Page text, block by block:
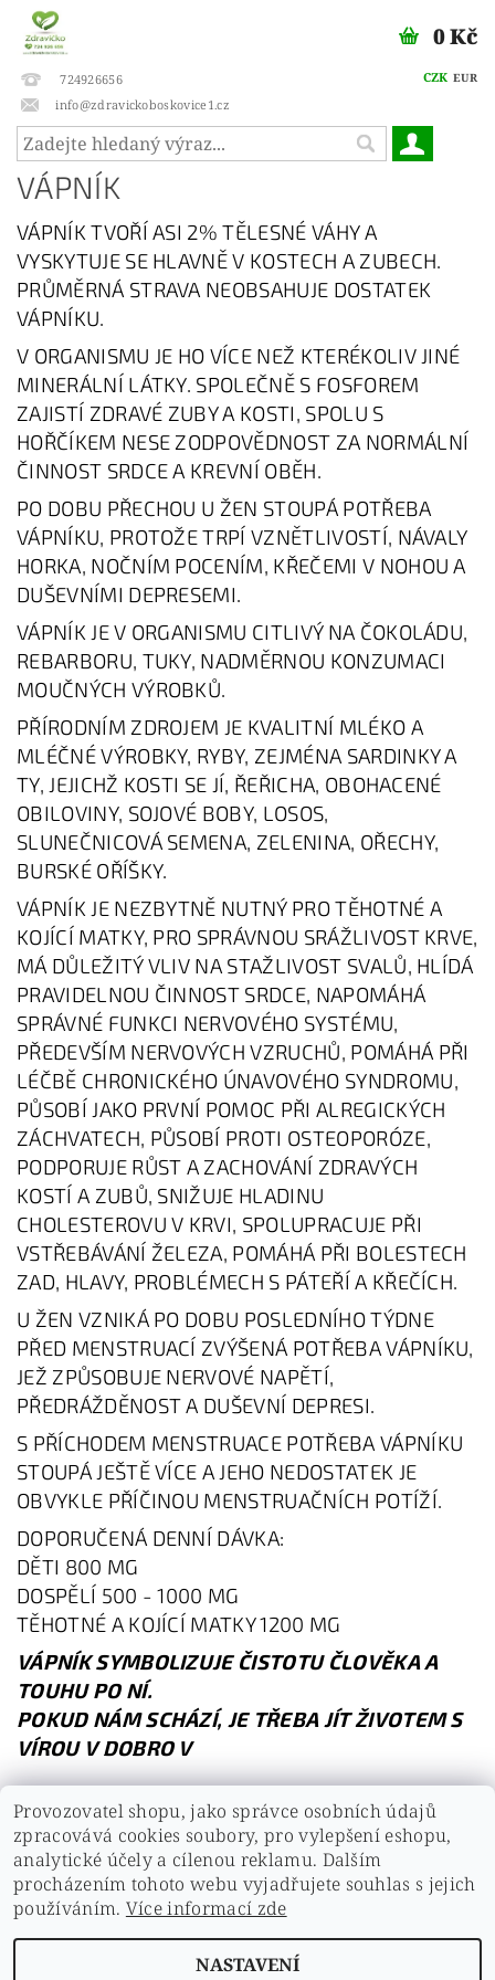
724926656
info@zdravickoboskovice1.cz
CZK EUR
0 Kč
VÁPNÍK
VÁPNÍK TVOŘÍ ASI 2% TĚLESNÉ VÁHY A
VYSKYTUJE SE HLAVNĚ V KOSTECH A ZUBECH.
PRŮMĚRNÁ STRAVA NEOBSAHUJE DOSTATEK
VÁPNÍKU.
V ORGANISMU JE HO VÍCE NEŽ KTERÉKOLIV JINÉ
MINERÁLNÍ LÁTKY. SPOLEČNĚ S FOSFOREM
ZAJISTÍ ZDRAVÉ ZUBY A KOSTI, SPOLU S
HOŘČÍKEM NESE ZODPOVĚDNOST ZA NORMÁLNÍ
ČINNOST SRDCE A KREVNÍ OBĚH.
PO DOBU PŘECHOU U ŽEN STOUPÁ POTŘEBA
VÁPNÍKU, PROTOŽE TRPÍ VZNĚTLIVOSTÍ, NÁVALY
HORKA, NOČNÍM POCENÍM, KŘEČEMI V NOHOU A
DUŠEVNÍMI DEPRESEMI.
VÁPNÍK JE V ORGANISMU CITLIVÝ NA ČOKOLÁDU,
REBARBORU, TUKY, NADMĚRNOU KONZUMACI
MOUČNÝCH VÝROBKŮ.
PŘÍRODNÍM ZDROJEM JE KVALITNÍ MLÉKO A
MLÉČNÉ VÝROBKY, RYBY, ZEJMÉNA SARDINKY A
TY, JEJICHŽ KOSTI SE JÍ, ŘEŘICHA, OBOHACENÉ
OBILOVINY, SOJOVÉ BOBY, LOSOS,
SLUNEČNICOVÁ SEMENA, ZELENINA, OŘECHY,
BURSKÉ OŘÍŠKY.
VÁPNÍK JE NEZBYTNĚ NUTNÝ PRO TĚHOTNÉ A
KOJÍCÍ MATKY, PRO SPRÁVNOU SRÁŽLIVOST KRVE,
MÁ DŮLEŽITÝ VLIV NA STAŽLIVOST SVALŮ, HLÍDÁ
PRAVIDELNOU ČINNOST SRDCE, NAPOMÁHÁ
SPRÁVNÉ FUNKCI NERVOVÉHO SYSTÉMU,
PŘEDEVŠÍM NERVOVÝCH VZRUCHŮ, POMÁHÁ PŘI
LÉČBĚ CHRONICKÉHO ÚNAVOVÉHO SYNDROMU,
PŮSOBÍ JAKO PRVNÍ POMOC PŘI ALREGICKÝCH
ZÁCHVATECH, PŮSOBÍ PROTI OSTEOPORÓZE,
PODPORUJE RŮST A ZACHOVÁNÍ ZDRAVÝCH
KOSTÍ A ZUBŮ, SNIŽUJE HLADINU
CHOLESTEROVU V KRVI, SPOLUPRACUJE PŘI
VSTŘEBÁVÁNÍ ŽELEZA, POMÁHÁ PŘI BOLESTECH
ZAD, HLAVY, PROBLÉMECH S PÁTEŘÍ A KŘEČÍCH.
U ŽEN VZNIKÁ PO DOBU POSLEDNÍHO TÝDNE
PŘED MENSTRUACÍ ZVÝŠENÁ POTŘEBA VÁPNÍKU,
JEŽ ZPŮSOBUJE NERVOVÉ NAPĚTÍ,
PŘEDRÁŽDĚNOST A DUŠEVNÍ DEPRESI.
S PŘÍCHODEM MENSTRUACE POTŘEBA VÁPNÍKU
STOUPÁ JEŠTĚ VÍCE A JEHO NEDOSTATEK JE
OBVYKLE PŘÍČINOU MENSTRUAČNÍCH POTÍŽÍ.
DOPORUČENÁ DENNÍ DÁVKA:
DĚTI 800 MG
DOSPĚLÍ 500 - 1000 MG
TĚHOTNÉ A KOJÍCÍ MATKY 1200 MG
VÁPNÍK SYMBOLIZUJE ČISTOTU ČLOVĚKA A
TOUHU PO NÍ.
POKUD NÁM SCHÁZÍ, JE TŘEBA JÍT ŽIVOTEM S
VÍROU V DOBRO V
PŘEDCHOZÍ ČLÁNEK DALŠÍ ČLÁNEK
Provozovatel shopu, jako správce osobních údajů
zpracovává cookies soubory, pro vylepšení eshopu,
analytické účely a cílenou reklamu. Dalším
procházením tohoto webu vyjadřujete souhlas s jejich
používáním. Více informací zde
NASTAVENÍ